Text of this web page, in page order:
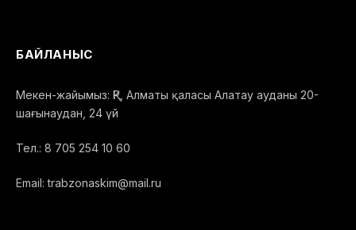
БАЙЛАНЫС
Мекен-жайымыз: ҚР, Алматы қаласы Алатау ауданы 20-
шағынаудан, 24 үй
Тел.: 8 705 254 10 60
Email: trabzonaskim@mail.ru